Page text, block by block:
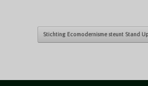
Stichting Ecomodernisme steunt Stand